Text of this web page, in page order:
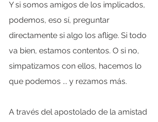
Y si somos amigos de los implicados,
podemos, eso sí, preguntar
directamente si algo los aflige. Si todo
va bien, estamos contentos. O si no,
simpatizamos con ellos, hacemos lo
que podemos ... y rezamos más.
A través del apostolado de la amistad